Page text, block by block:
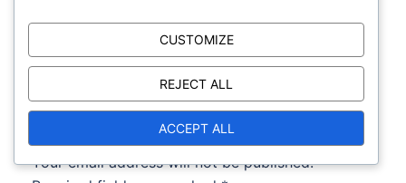
Leave a Reply
Your email address will not be published.
CUSTOMIZE
REJECT ALL
ACCEPT ALL